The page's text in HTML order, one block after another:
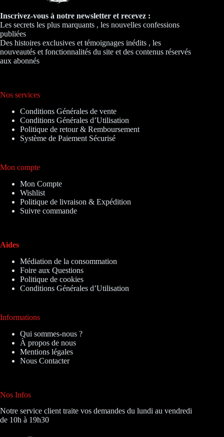
Inscrivez-vous à notre newsletter et recevez :
Les secrets les plus marquants , les nouvelles confessions
publiées
Des histoires exclusives et témoignages inédits , les
nouveautés et fonctionnalités du site et des contenus réservés
aux abonnés
Nos services
Conditions Générales de vente
Conditions Générales d’Utilisation
Politique de retour & Remboursement
Système de Paiement Sécurisé
Mon compte
Mon Compte
Wishlist
Politique de livraison & Expédition
Suivre commande
Aides
Médiation de la consommation
Foire aux Questions
Politique de cookies
Conditions Générales d’Utilisation
Informations
Qui sommes-nous ?
À propos de nous
Mentions légales
Nous Contacter
Nos Infos
Notre service client traite vos demandes du lundi au vendredi
de 10h à 19h30